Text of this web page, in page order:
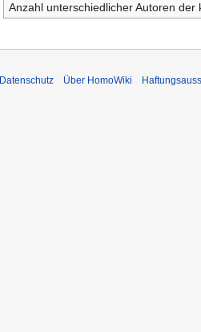
Anzahl unterschiedlicher Autoren
Datenschutz Über HomoWiki